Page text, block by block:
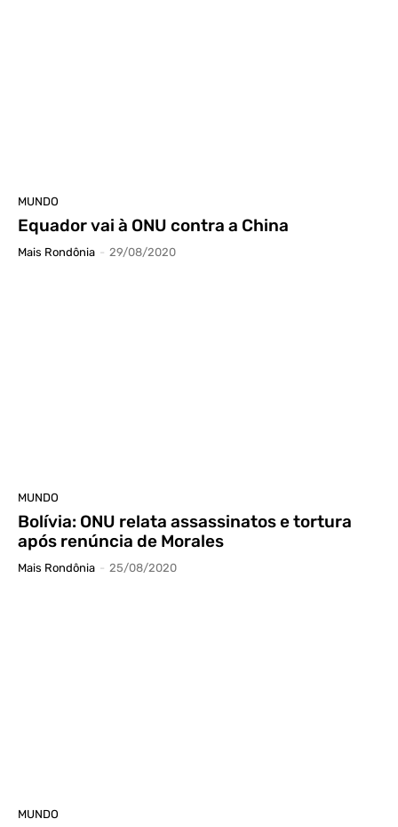
MUNDO
Equador vai à ONU contra a China
Mais Rondônia - 29/08/2020
MUNDO
Bolívia: ONU relata assassinatos e tortura
após renúncia de Morales
Mais Rondônia - 25/08/2020
MUNDO